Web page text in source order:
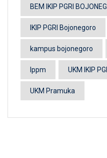
BEM IKIP PGRI
IKIP PGRI Bojonegoro
kampus bojonegoro
lppm UKM IKIP
UKM Pramuka